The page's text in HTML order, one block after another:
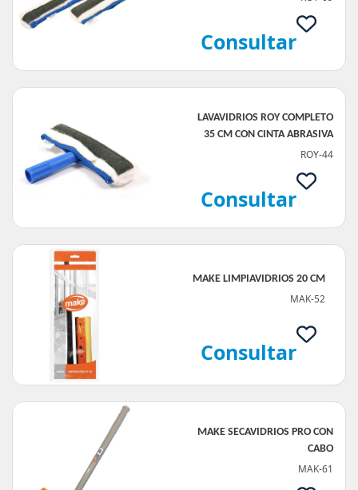
Consultar
LAVAVIDRIOS ROY COMPLETO
35 CM CON CINTA ABRASIVA
ROY-44
Consultar
MAKE LIMPIAVIDRIOS 20 CM
MAK-52
Consultar
MAKE SECAVIDRIOS PRO CON
CABO
MAK-61